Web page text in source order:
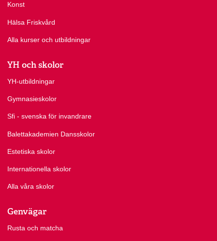
Konst
Hälsa Friskvård
Alla kurser och utbildningar
YH och skolor
YH-utbildningar
Gymnasieskolor
Sfi - svenska för invandrare
Balettakademien Dansskolor
Estetiska skolor
Internationella skolor
Alla våra skolor
Genvägar
Rusta och matcha